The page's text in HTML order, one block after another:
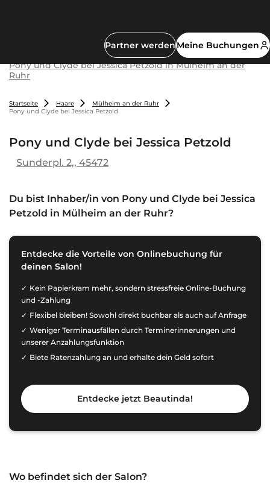
Partner werdenMeine Buchungen
Pony und Clyde bei Jessica Petzold in Mülheim an der
Ruhr
Startseite Haare
Mülheim an der Ruhr
Pony und Clyde bei Jessica Petzold
Pony und Clyde bei Jessica Petzold
Sunderpl. 2,, 45472
Du bist Inhaber/in von Pony und Clyde bei Jessica
Petzold in Mülheim an der Ruhr?
Entdecke die Vorteile von Onlinebuchung für
deinen Salon!
Kein Papierkram mehr, sondern stressfreie Online-Buchung
und -Zahlung
Flexibel bleiben! Sowohl direkt buchbar als auch auf Anfrage
Weniger Terminausfällen durch Terminerinnerungen und
unserer Anzahlungsfunktion
Biete Ratenzahlung an und erhalte dein Geld sofort
Entdecke jetzt Beautinda!
Wo befindet sich der Salon?